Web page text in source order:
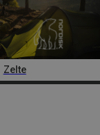
Zelte